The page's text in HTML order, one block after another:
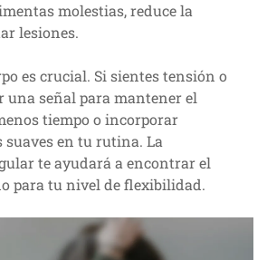
molestias, reduce la
lesiones.
es crucial. Si sientes tensión o
una señal para mantener el
tiempo o incorporar
en tu rutina. La
te ayudará a encontrar el
para tu nivel de flexibilidad.